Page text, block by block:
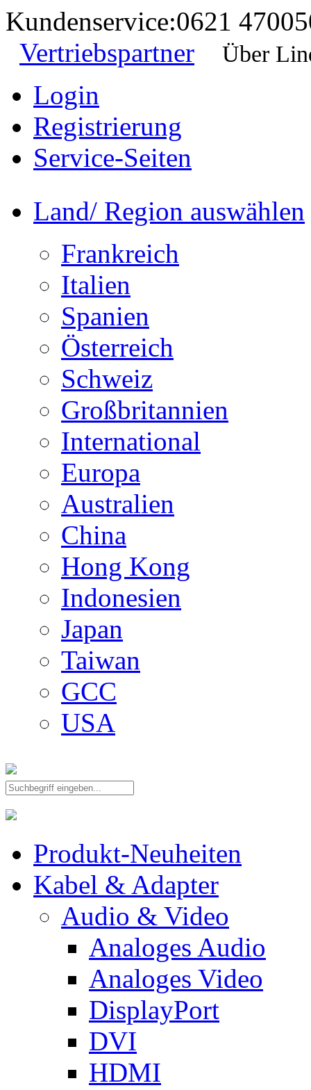
Kundenservice:0621
Vertriebspartner
Über
Login
Registrierung
Service-Seiten
Land/ Region auswählen
Frankreich
Italien
Spanien
Österreich
Schweiz
Großbritannien
International
Europa
Australien
China
Hong Kong
Indonesien
Japan
Taiwan
GCC
USA
Produkt-Neuheiten
Kabel & Adapter
Audio & Video
Analoges Audio
Analoges Video
DisplayPort
DVI
HDMI